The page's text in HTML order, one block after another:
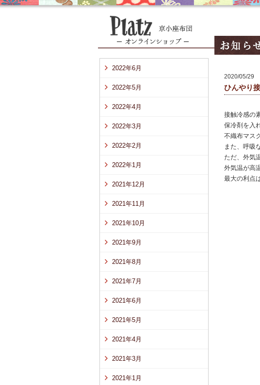
2022年6月
2022年5月
2022年4月
2022年3月
2022年2月
2022年1月
2021年12月
2021年11月
2021年10月
2021年9月
2021年8月
2021年7月
2021年6月
2021年5月
2021年4月
2021年3月
2021年1月
2020/05/29
ひんやり
接触冷感の
保冷剤を入
不織布マス
また、呼吸
ただ、外気
外気温が高
最大の利点